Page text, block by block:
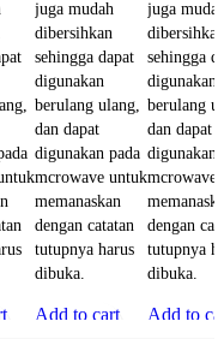
juga mudah
dibersihkan
sehingga dapat
digunakan
berulang ulang,
dan dapat
digunakan pada
mcrowave untuk
memanaskan
dengan catatan
tutupnya harus
dibuka.
Add to cart
juga
dibersihkan
sehingga
digunakan
berulang
dan dapat
digunakan
mcrowave
dengan
tutupnya
dibuka.
Add to